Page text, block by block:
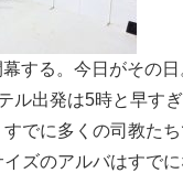
する。今日がその
ル出発は5時と早す
でに多くの司教た
ズのアルバはすでに